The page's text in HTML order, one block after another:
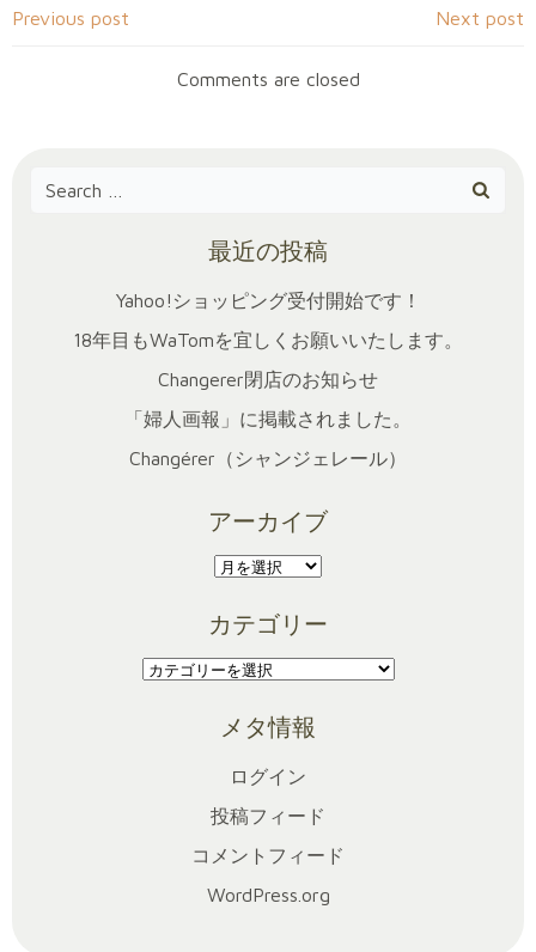
Post
navigation
Previous post
navigation
Next post
Comments are closed
Search
最近の投稿
Yahoo!ショッピング受付開始です！
18年目もWaTomを宜しくお願いいたします。
Changerer閉店のお知らせ
「婦人画報」に掲載されました。
Changérer（シャンジェレール）
アーカイブ
ア
カ
イ
ブ
カテゴリー
カ
メタ情報
ログイン
投稿フィード
コメントフィード
WordPress.org